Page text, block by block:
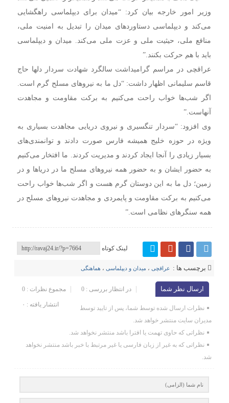
وزیر امور خارجه بیان کرد: “میدان برای دیپلماسی راهگشایی
می‌کند و دیپلماسی دستاوردهای میدان را تبدیل به امنیت ملی،
منافع ملی، حیثیت ملی و عزت ملی می‌کند. میدان و دیپلماسی
باید با هم حرکت بکنند.”
عراقچی در مراسم گرامیداشت سالگرد شهادت سردار دلها حاج
قاسم سلیمانی اظهار داشت: “دل ما به نیروهای مسلح گرم است.
اگر شب‌ها خواب راحت می‌کنیم به برکت مقاومت و مجاهدت
آنهاست.”
وی افزود: “سردار تنگسیری و نیروی دریایی مجاهدت بسیاری به
ویژه در حوزه خلیج همیشه فارس صورت دادند و توانمندی‌های
بسیار زیادی را آنجا ایجاد کردند و مدیریت کردند. ما افتخار می‌کنیم
به حضور ایشان و به حضور همه نیروهای مسلح ما در دریاها و در
زمین؛ دل ما به این دوستان گرم هست و اگر شب‌ها خواب راحت
می‌کنیم به برکت مقاومت و پایمردی و مجاهدت نیروهای مسلح در
همه سنگرهای نظامی است.”
لینک کوتاه
برچسب ها : عراقچی ، میدان و دیپلماسی ، هماهنگی
ارسال نظر شما مجموع نظرات : 0 در انتظار بررسی : 0
انتشار یافته : ۰
نظرات ارسال شده توسط شما، پس از تایید توسط
مدیران سایت منتشر خواهد شد.
نظراتی که حاوی تهمت یا افترا باشد منتشر نخواهد شد.
نظراتی که به غیر از زبان فارسی یا غیر مرتبط با خبر باشد منتشر نخواهد
شد.